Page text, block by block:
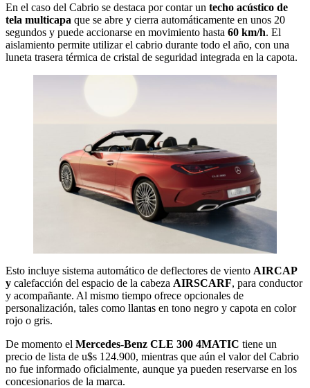
En el caso del Cabrio se destaca por contar un techo acústico de
tela multicapa que se abre y cierra automáticamente en unos 20
segundos y puede accionarse en movimiento hasta 60 km/h. El
aislamiento permite utilizar el cabrio durante todo el año, con una
luneta trasera térmica de cristal de seguridad integrada en la capota.
Esto incluye sistema automático de deflectores de viento AIRCAP
y calefacción del espacio de la cabeza AIRSCARF, para conductor
y acompañante. Al mismo tiempo ofrece opcionales de
personalización, tales como llantas en tono negro y capota en color
rojo o gris.
De momento el Mercedes-Benz CLE 300 4MATIC tiene un
precio de lista de u$s 124.900, mientras que aún el valor del Cabrio
no fue informado oficialmente, aunque ya pueden reservarse en los
concesionarios de la marca.